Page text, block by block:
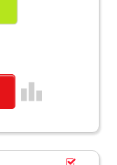
leaderboard